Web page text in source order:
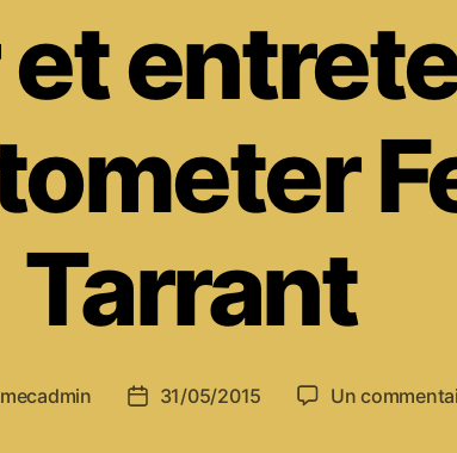
Tarrant
Date31/05/2015 Un